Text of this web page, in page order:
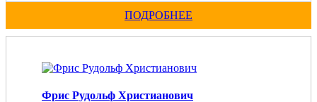
ПОДРОБНЕЕ
Фрис Рудольф Христианович